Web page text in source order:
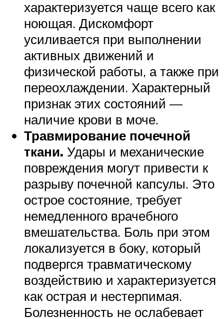
характеризуется чаще всего как
ноющая. Дискомфорт
усиливается при выполнении
активных движений и
физической работы, а также при
переохлаждении. Характерный
признак этих состояний —
наличие крови в моче.
Травмирование почечной
ткани. Удары и механические
повреждения могут привести к
разрыву почечной капсулы. Это
острое состояние, требует
немедленного врачебного
вмешательства. Боль при этом
локализуется в боку, который
подвергся травматическому
воздействию и характеризуется
как острая и нестерпимая.
Болезненность не ослабевает